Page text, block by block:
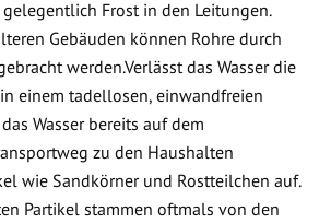
Frost in den Leitungen.
Gebäuden können Rohre durch
werden.Verlässt das Wasser die
einem tadellosen, einwandfreien
Wasser bereits auf dem
zu den Haushalten
wie Sandkörner und Rostteilchen auf.
Partikel stammen oftmals von den